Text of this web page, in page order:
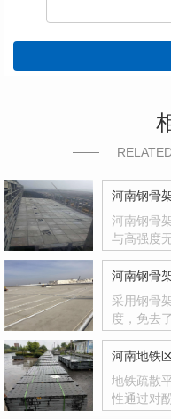
河南钢骨
河南钢骨
与高强度
河南钢骨
采用钢骨
度，免去
河南地铁
地铁疏散
性通过对